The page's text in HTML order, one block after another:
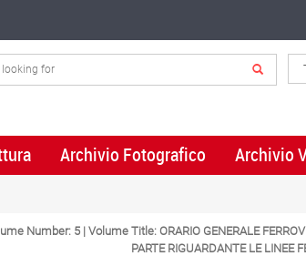
Archivio Fotografico Archivio
Number: 5 | Volume Title: ORARIO GENERALE
PARTE RIGUARDANTE LE LINEE